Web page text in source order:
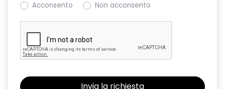
Acconsento
Non acconsento